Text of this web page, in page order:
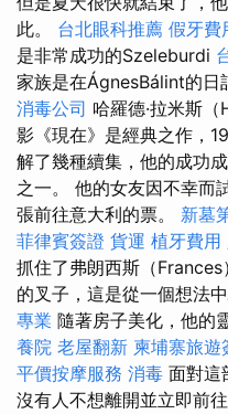
此。 台北眼科推薦 假牙費
是非常成功的Szeleburdi
家族是在ÁgnesBálint的日
消毒公司 哈羅德·拉米斯
影《現在》是經典之作，
解了幾種續集，他的成功
之一。 他的女友因不幸而
張前往意大利的票。 新墓
菲律賓簽證 貨運 植牙費用
抓住了弗朗西斯（
的叉子，這是從一個想法
專業 隨著房子美化，他的
養院 老屋翻新 柬埔寨旅遊
平價按摩服務 消毒 面對這
沒有人不想離開並立即前